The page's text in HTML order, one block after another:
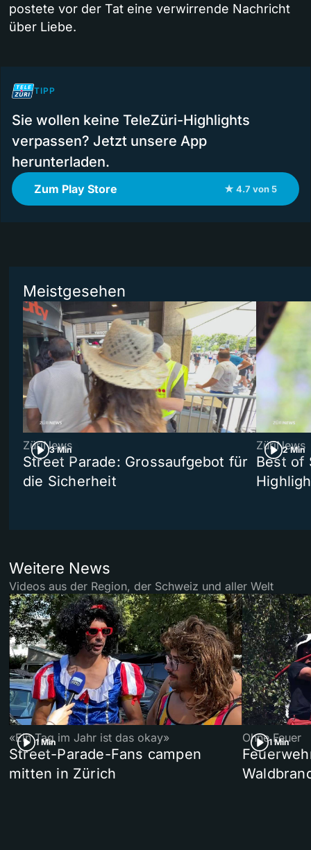
postete vor der Tat eine verwirrende Nachricht
über Liebe.
TIPP
Sie wollen keine TeleZüri-Highlights
verpassen? Jetzt unsere App
herunterladen.
Zum Play Store ★ 4.7 von 5
Meistgesehen
3 Min
ZüriNews
Street Parade: Grossaufgebot für
die Sicherheit
2 Min
ZüriNews
Best of
Weitere News
Videos aus der Region, der Schweiz und aller Welt
1 Min
«Ein Tag im Jahr ist das okay»
Street-Parade-Fans campen
mitten in Zürich
1 Min
Ohne Feuer